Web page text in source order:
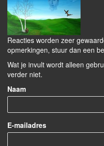
Reacties worden zeer
opmerkingen, stuur dan een
Wat je invult wordt alleen
verder niet.
Naam
E-mailadres